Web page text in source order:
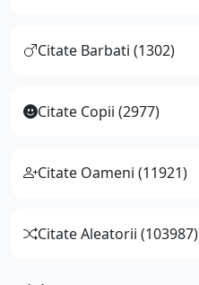
Citate Barbati (1302)
Citate Copii (2977)
Citate Oameni (11921)
Citate Aleatorii (103987)